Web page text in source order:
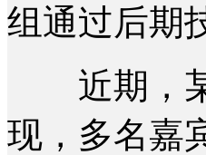
组通过后期
近期，某
现，多名嘉